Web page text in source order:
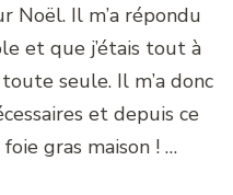
Noël. Il m’a répondu
et que j’étais tout à
seule. Il m’a donc
et depuis ce
gras maison ! …